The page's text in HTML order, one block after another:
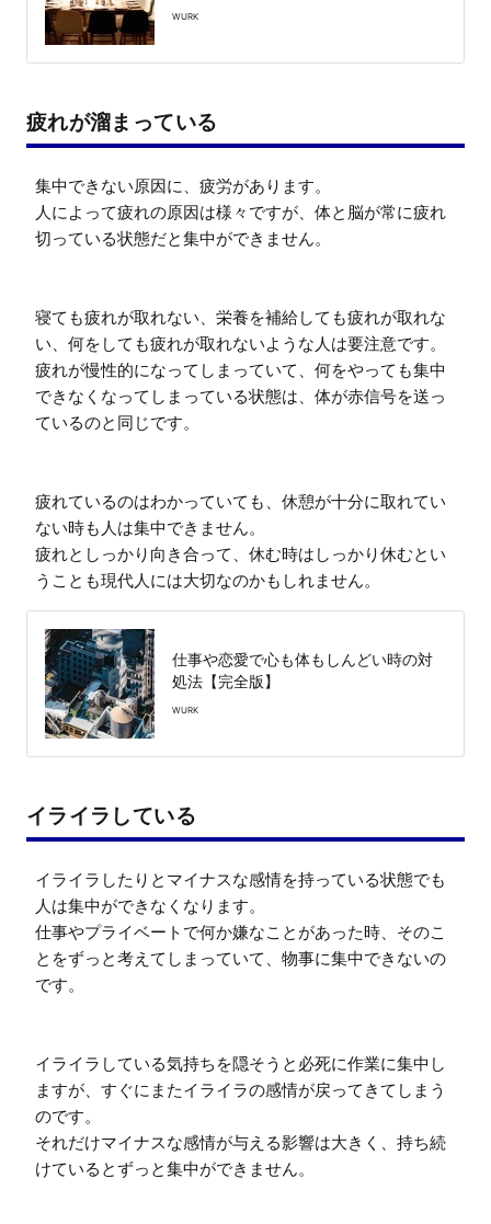
WURK
疲れが溜まっている
集中できない原因に、疲労があります。
人によって疲れの原因は様々ですが、体と脳が常に疲れ
切っている状態だと集中ができません。
寝ても疲れが取れない、栄養を補給しても疲れが取れな
い、何をしても疲れが取れないような人は要注意です。
疲れが慢性的になってしまっていて、何をやっても集中
できなくなってしまっている状態は、体が赤信号を送っ
ているのと同じです。
疲れているのはわかっていても、休憩が十分に取れてい
ない時も人は集中できません。
疲れとしっかり向き合って、休む時はしっかり休むとい
うことも現代人には大切なのかもしれません。
仕事や恋愛で心も体もしんどい時の対
処法【完全版】
WURK
イライラしている
イライラしたりとマイナスな感情を持っている状態でも
人は集中ができなくなります。
仕事やプライベートで何か嫌なことがあった時、そのこ
とをずっと考えてしまっていて、物事に集中できないの
です。
イライラしている気持ちを隠そうと必死に作業に集中し
ますが、すぐにまたイライラの感情が戻ってきてしまう
のです。
それだけマイナスな感情が与える影響は大きく、持ち続
けているとずっと集中ができません。